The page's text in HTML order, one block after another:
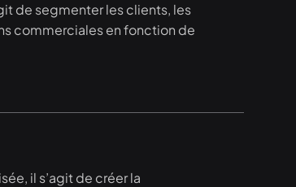
de segmenter les clients, les
commerciales en fonction de
il s’agit de créer la